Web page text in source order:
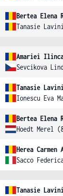
Bertea Elena
Tanasie
Amariei
Sevcikova
Tanasie
Ionescu Eva
Bertea Elena
Hoedt Merel
Herea Carmen
Sacco
Tanasie